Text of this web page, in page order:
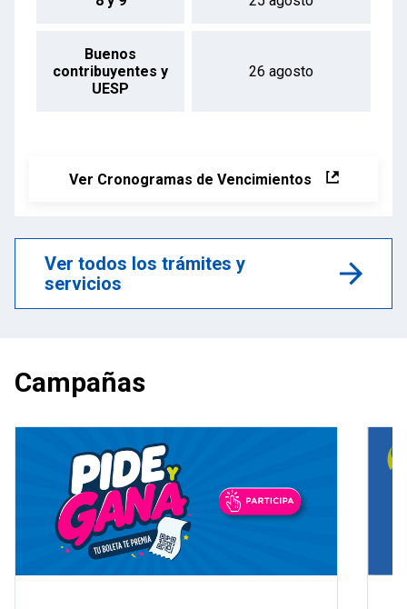
Buenos
contribuyentes y
UESP
26 agosto
Ver Cronogramas de Vencimientos
Ver todos los trámites y
servicios
Campañas